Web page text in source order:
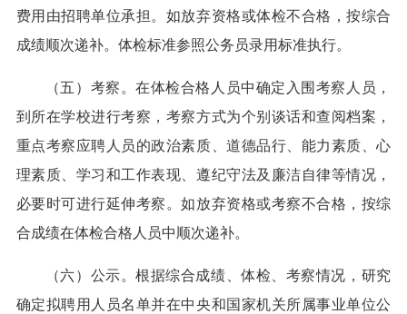
费用由招聘单位承担。如放弃资格或体检不合格，按综合
成绩顺次递补。体检标准参照公务员录用标准执行。
（五）考察。在体检合格人员中确定入围考察人员，
到所在学校进行考察，考察方式为个别谈话和查阅档案，
重点考察应聘人员的政治素质、道德品行、能力素质、心
理素质、学习和工作表现、遵纪守法及廉洁自律等情况，
必要时可进行延伸考察。如放弃资格或考察不合格，按综
合成绩在体检合格人员中顺次递补。
（六）公示。根据综合成绩、体检、考察情况，研究
确定拟聘用人员名单并在中央和国家机关所属事业单位公